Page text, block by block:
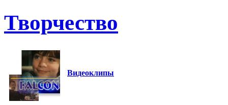
Творчество
Видеоклипы